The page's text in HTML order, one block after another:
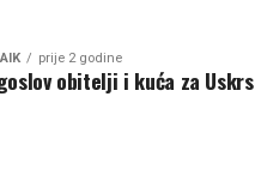
prije 2 godine
obitelji i kuća za Uskrs